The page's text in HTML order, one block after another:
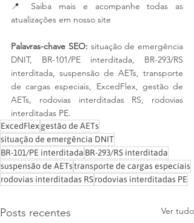
📍 Saiba mais e acompanhe todas as
atualizações em nosso site
Palavras-chave SEO: situação de emergência
DNIT, BR-101/PE interditada, BR-293/RS
interditada, suspensão de AETs, transporte
de cargas especiais, ExcedFlex, gestão de
AETs, rodovias interditadas RS, rodovias
interditadas PE.
ExcedFlex gestão de AETs
situação de emergência DNIT
BR-101/PE interditada BR-293/RS interditada
suspensão de AETstransporte de cargas especiais
rodovias interditadas RSrodovias interditadas PE
Posts recentes Ver tudo